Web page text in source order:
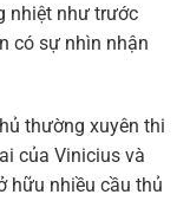
nhiệt như trước
có sự nhìn nhận
thường xuyên thi
của Vinicius và
hữu nhiều cầu thủ